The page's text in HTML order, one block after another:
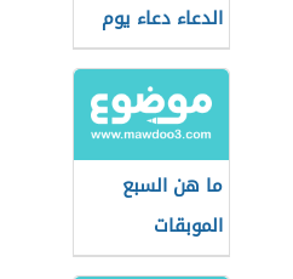
الدعاء دعاء يوم
عرفة)
ما هن السبع
الموبقات